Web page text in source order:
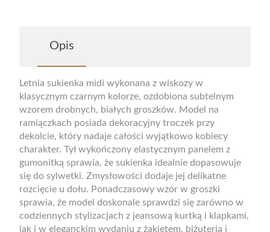
Opis
Letnia sukienka midi wykonana z wiskozy w
klasycznym czarnym kolorze, ozdobiona subtelnym
wzorem drobnych, białych groszków. Model na
ramiączkach posiada dekoracyjny troczek przy
dekolcie, który nadaje całości wyjątkowo kobiecy
charakter. Tył wykończony elastycznym panelem z
gumonitką sprawia, że sukienka idealnie dopasowuje
się do sylwetki. Zmysłowości dodaje jej delikatne
rozcięcie u dołu. Ponadczasowy wzór w groszki
sprawia, że model doskonale sprawdzi się zarówno w
codziennych stylizacjach z jeansową kurtką i klapkami,
jak i w eleganckim wydaniu z żakietem, biżuterią i